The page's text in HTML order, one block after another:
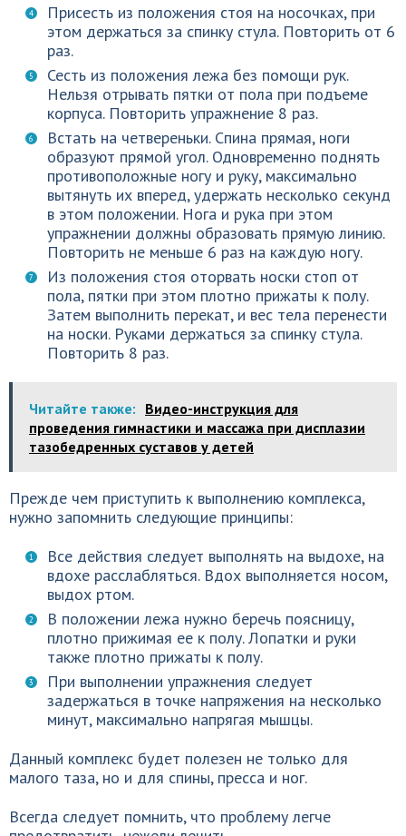
Присесть из положения стоя на носочках, при
этом держаться за спинку стула. Повторить от 6
раз.
Сесть из положения лежа без помощи рук.
Нельзя отрывать пятки от пола при подъеме
корпуса. Повторить упражнение 8 раз.
Встать на четвереньки. Спина прямая, ноги
образуют прямой угол. Одновременно поднять
противоположные ногу и руку, максимально
вытянуть их вперед, удержать несколько секунд
в этом положении. Нога и рука при этом
упражнении должны образовать прямую линию.
Повторить не меньше 6 раз на каждую ногу.
Из положения стоя оторвать носки стоп от
пола, пятки при этом плотно прижаты к полу.
Затем выполнить перекат, и вес тела перенести
на носки. Руками держаться за спинку стула.
Повторить 8 раз.
Читайте также: Видео-инструкция для
проведения гимнастики и массажа при дисплазии
тазобедренных суставов у детей
Прежде чем приступить к выполнению комплекса,
нужно запомнить следующие принципы:
Все действия следует выполнять на выдохе, на
вдохе расслабляться. Вдох выполняется носом,
выдох ртом.
В положении лежа нужно беречь поясницу,
плотно прижимая ее к полу. Лопатки и руки
также плотно прижаты к полу.
При выполнении упражнения следует
задержаться в точке напряжения на несколько
минут, максимально напрягая мышцы.
Данный комплекс будет полезен не только для
малого таза, но и для спины, пресса и ног.
Всегда следует помнить, что проблему легче